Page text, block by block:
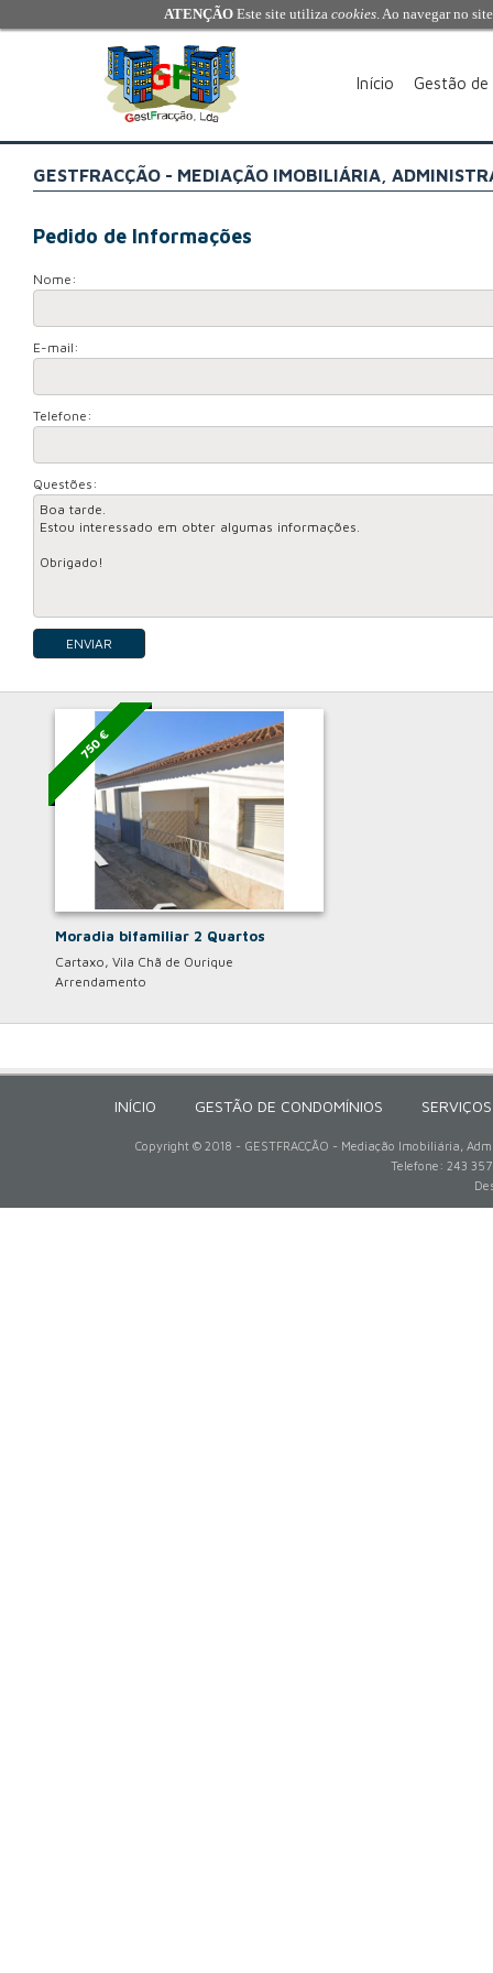
ATENÇÃO Este site utiliza cookies. Ao navegar no
Início Gestão
GESTFRACÇÃO - MEDIAÇÃO IMOBILIÁRIA,
Pedido de Informações
Nome:
E-mail:
Telefone:
Questões:
ENVIAR
750 €
Moradia bifamiliar 2 Quartos
Cartaxo, Vila Chã de Ourique
Arrendamento
INÍCIO GESTÃO DE CONDOMÍNIOS
Copyright © 2018 - GESTFRACÇÃO - Mediação Imobiliária,
Telefone: 243